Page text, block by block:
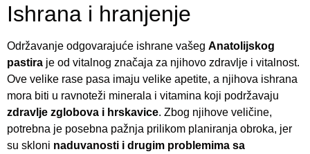
Ishrana i hranjenje
Održavanje odgovarajuće ishrane vašeg Anatolijskog
pastira je od vitalnog značaja za njihovo zdravlje i vitalnost.
Ove velike rase pasa imaju velike apetite, a njihova ishrana
mora biti u ravnoteži minerala i vitamina koji podržavaju
zdravlje zglobova i hrskavice. Zbog njihove veličine,
potrebna je posebna pažnja prilikom planiranja obroka, jer
su skloni naduvanosti i drugim problemima sa